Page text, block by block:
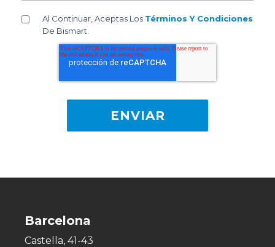
Al Continuar, Aceptas Los Términos Y Condiciones
De Bismart.
Barcelona
Castella, 41-43